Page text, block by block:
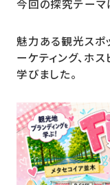
今回の探究テーマ
魅力ある観光スポ
ーケティング、ホ
学びました。